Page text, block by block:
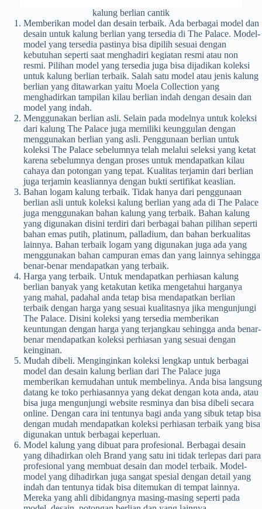
kalung berlian cantik
Memberikan model dan desain terbaik. Ada berbagai model dan
desain untuk kalung berlian yang tersedia di The Palace. Model-
model yang tersedia pastinya bisa dipilih sesuai dengan
kebutuhan seperti saat menghadiri kegiatan resmi atau non
resmi. Pilihan model yang tersedia juga bisa dijadikan koleksi
untuk kalung berlian terbaik. Salah satu model atau jenis kalung
berlian yang ditawarkan yaitu Moela Collection yang
menghadirkan tampilan kilau berlian indah dengan desain dan
model yang indah.
Menggunakan berlian asli. Selain pada modelnya untuk koleksi
dari kalung The Palace juga memiliki keunggulan dengan
menggunakan berlian yang asli. Penggunaan berlian untuk
koleksi The Palace sebelumnya telah melalui seleksi yang ketat
karena sebelumnya dengan proses untuk mendapatkan kilau
cahaya dan potongan yang tepat. Kualitas terjamin dari berlian
juga terjamin keasliannya dengan bukti sertifikat keaslian.
Bahan logam kalung terbaik. Tidak hanya dari penggunaan
berlian asli untuk koleksi kalung berlian yang ada di The Palace
juga menggunakan bahan kalung yang terbaik. Bahan kalung
yang digunakan disini terdiri dari berbagai bahan pilihan seperti
bahan emas putih, platinum, palladium, dan bahan berkualitas
lainnya. Bahan terbaik logam yang digunakan juga ada yang
menggunakan bahan campuran emas dan yang lainnya sehingga
benar-benar mendapatkan yang terbaik.
Harga yang terbaik. Untuk mendapatkan perhiasan kalung
berlian banyak yang ketakutan ketika mengetahui harganya
yang mahal, padahal anda tetap bisa mendapatkan berlian
terbaik dengan harga yang sesuai kualitasnya jika mengunjungi
The Palace. Disini koleksi yang tersedia memberikan
keuntungan dengan harga yang terjangkau sehingga anda benar-
benar mendapatkan koleksi perhiasan yang sesuai dengan
keinginan.
Mudah dibeli. Menginginkan koleksi lengkap untuk berbagai
model dan desain kalung berlian dari The Palace juga
memberikan kemudahan untuk membelinya. Anda bisa langsung
datang ke toko perhiasannya yang dekat dengan kota anda, atau
bisa juga mengunjungi website resminya dan bisa dibeli secara
online. Dengan cara ini tentunya bagi anda yang sibuk tetap bisa
dengan mudah mendapatkan koleksi perhiasan terbaik yang bisa
digunakan untuk berbagai keperluan.
Model kalung yang dibuat para profesional. Berbagai desain
yang dihadirkan oleh Brand yang satu ini tidak terlepas dari para
profesional yang membuat desain dan model terbaik. Model-
model yang dihadirkan juga sangat spesial dengan detail yang
indah dan tentunya tidak bisa ditemukan di tempat lainnya.
Mereka yang ahli dibidangnya masing-masing seperti pada